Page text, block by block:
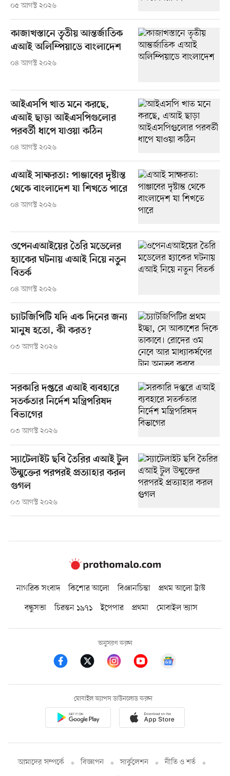
০৫ আগস্ট ২০২৬
কাজাখস্তানে তৃতীয় আন্তর্জাতিক
এআই অলিম্পিয়াডে বাংলাদেশ
০৪ আগস্ট ২০২৬
আইএসপি খাত মনে করছে,
এআই ছাড়া আইএসপিগুলোর
পরবর্তী ধাপে যাওয়া কঠিন
০৪ আগস্ট ২০২৬
এআই সাক্ষরতা: পাঞ্জাবের দৃষ্টান্ত
থেকে বাংলাদেশ যা শিখতে পারে
০৪ আগস্ট ২০২৬
ওপেনএআইয়ের তৈরি মডেলের
হ্যাকের ঘটনায় এআই নিয়ে নতুন
বিতর্ক
০৪ আগস্ট ২০২৬
চ্যাটজিপিটি যদি এক দিনের জন্য
মানুষ হতো, কী করত?
০৩ আগস্ট ২০২৬
সরকারি দপ্তরে এআই ব্যবহারে
সতর্কতার নির্দেশ মন্ত্রিপরিষদ
বিভাগের
০৩ আগস্ট ২০২৬
স্যাটেলাইট ছবি তৈরির এআই টুল
উন্মুক্তের পরপরই প্রত্যাহার করল
গুগল
০৩ আগস্ট ২০২৬
নাগরিক সংবাদ কিশোর আলো বিজ্ঞানচিন্তা
প্রথম আলো ট্রাস্ট
বন্ধুসভা
চিরন্তন ১৯৭১ ইপেপার প্রথমা মোবাইল ভ্যাস
অনুসরণ করুন
মোবাইল অ্যাপস ডাউনলোড করুন
আমাদের সম্পর্কে বিজ্ঞাপন সার্কুলেশন
নীতি ও শর্ত